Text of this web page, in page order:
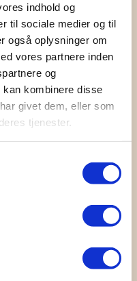
indhold og
til sociale medier og til
også oplysninger om
vores partnere inden
og
kombinere disse
givet dem, eller som
tjenester.
gamle billeder – tag med
med en kærre fuld af
live.
får lov til at komme over
til fange af vagterne og ført
eleverne og levendegør
en kærre fyldt med
op på Hammershus for
sig i middelalderen på den